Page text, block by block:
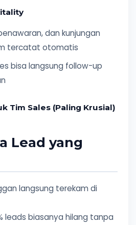
dan kunjungan
tercatat otomatis
bisa langsung follow-up
Tim Sales (Paling Krusial)
Lead yang
langsung terekam di
leads biasanya hilang tanpa